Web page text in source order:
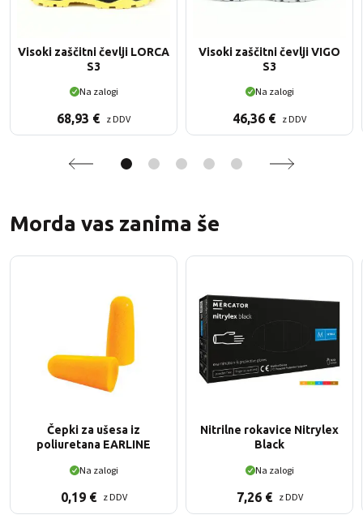
Visoki zaščitni čevlji LORCA
S3
Na zalogi
68,93 € z DDV
Visoki zaščitni čevlji VIGO
S3
Na zalogi
46,36 € z DDV
Morda vas zanima še
Čepki za ušesa iz
poliuretana EARLINE
Na zalogi
0,19 € z DDV
Nitrilne rokavice Nitrylex
Black
Na zalogi
7,26 € z DDV